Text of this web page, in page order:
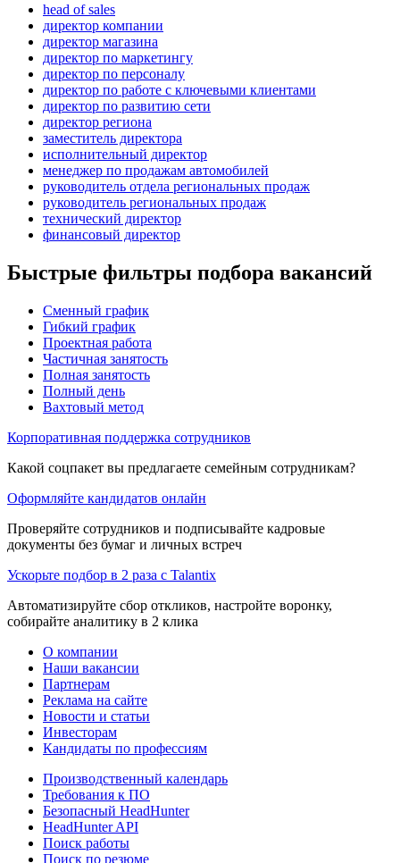
head of sales
директор компании
директор магазина
директор по маркетингу
директор по персоналу
директор по работе с ключевыми клиентами
директор по развитию сети
директор региона
заместитель директора
исполнительный директор
менеджер по продажам автомобилей
руководитель отдела региональных продаж
руководитель региональных продаж
технический директор
финансовый директор
Быстрые фильтры подбора вакансий
Сменный график
Гибкий график
Проектная работа
Частичная занятость
Полная занятость
Полный день
Вахтовый метод
Корпоративная поддержка сотрудников
Какой соцпакет вы предлагаете семейным сотрудникам?
Оформляйте кандидатов онлайн
Проверяйте сотрудников и подписывайте кадровые
документы без бумаг и личных встреч
Ускорьте подбор в 2 раза с Talantix
Автоматизируйте сбор откликов, настройте воронку,
собирайте аналитику в 2 клика
О компании
Наши вакансии
Партнерам
Реклама на сайте
Новости и статьи
Инвесторам
Кандидаты по профессиям
Производственный календарь
Требования к ПО
Безопасный HeadHunter
HeadHunter API
Поиск работы
Поиск по резюме